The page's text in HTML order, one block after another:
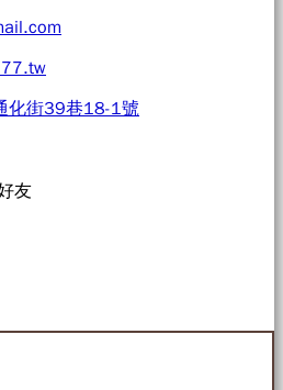
化街39巷18-1號
友